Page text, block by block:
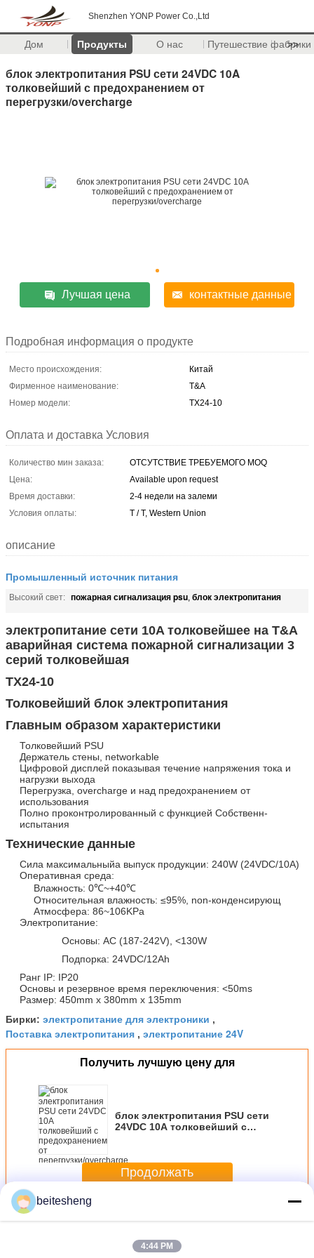
Shenzhen YONP Power Co.,Ltd
Дом Продукты О нас Путешествие фабрики
>>
блок электропитания PSU сети 24VDC 10A
толковейший с предохранением от
перегрузки/overcharge
Лучшая цена контактные данные
Подробная информация о продукте
Место происхождения:
Китай
Фирменное наименование:
T&A
Номер модели:
TX24-10
Оплата и доставка Условия
Количество мин заказа:
ОТСУТСТВИЕ ТРЕБУЕМОГО MOQ
Цена:
Available upon request
Время доставки:
2-4 недели на залеми
Условия оплаты:
T / T, Western Union
описание
Промышленный источник питания
Высокий свет: пожарная сигнализация psu, блок электропитания
электропитание сети 10A толковейшее на T&A
аварийная система пожарной сигнализации 3
серий толковейшая
TX24-10
Толковейший блок электропитания
Главным образом характеристики
Толковейший PSU
Держатель стены, networkable
Цифровой дисплей показывая течение напряжения тока и
нагрузки выхода
Перегрузка, overcharge и над предохранением от
использования
Полно проконтролированный с функцией Собственн-
испытания
Технические данные
Сила максимальныйа выпуск продукции: 240W (24VDC/10A)
Оперативная среда:
Влажность: 0℃~+40℃
Относительная влажность: ≤95%, non-конденсирующ
Атмосфера: 86~106KPa
Электропитание:
Основы: AC (187-242V), <130W
Подпорка: 24VDC/12Ah
Ранг IP: IP20
Основы и резервное время переключения: <50ms
Размер: 450mm x 380mm x 135mm
Бирки: электропитание для электроники ,
Поставка электропитания , электропитание 24V
Получить лучшую цену для
блок электропитания PSU сети
24VDC 10A толковейший с
Продолжать
Больше Промышленный источник питания
beitesheng
4:44 PM